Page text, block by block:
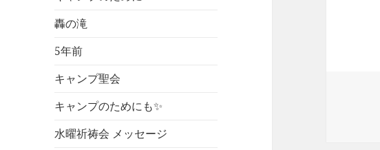
轟の滝
5年前
キャンプ聖会
キャンプのためにも✨
水曜祈祷会 メッセージ